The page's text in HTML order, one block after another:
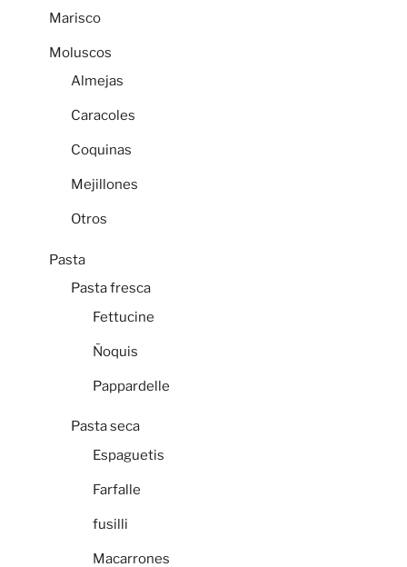
Marisco
Moluscos
Almejas
Caracoles
Coquinas
Mejillones
Otros
Pasta
Pasta fresca
Fettucine
Ñoquis
Pappardelle
Pasta seca
Espaguetis
Farfalle
fusilli
Macarrones